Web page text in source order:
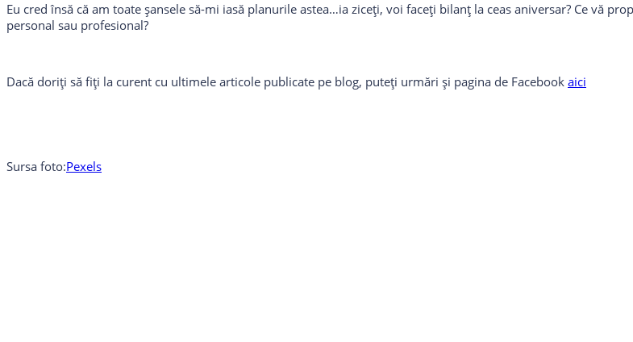
Eu cred însă că am toate șansele să-mi iasă planurile astea…ia ziceți, voi faceți bilanț la ceas aniversar? Ce vă
personal sau profesional?
Dacă doriți să fiți la curent cu ultimele articole publicate pe blog, puteți urmări și pagina de Facebook aici
Sursa foto:Pexels